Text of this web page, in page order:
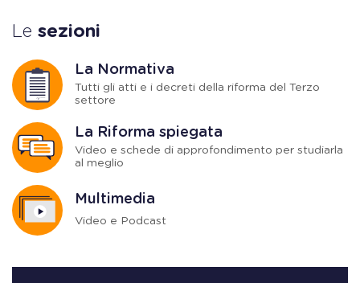
Le sezioni
La Normativa
Tutti gli atti e i decreti della riforma del Terzo
settore
La Riforma spiegata
Video e schede di approfondimento per studiarla
al meglio
Multimedia
Video e Podcast